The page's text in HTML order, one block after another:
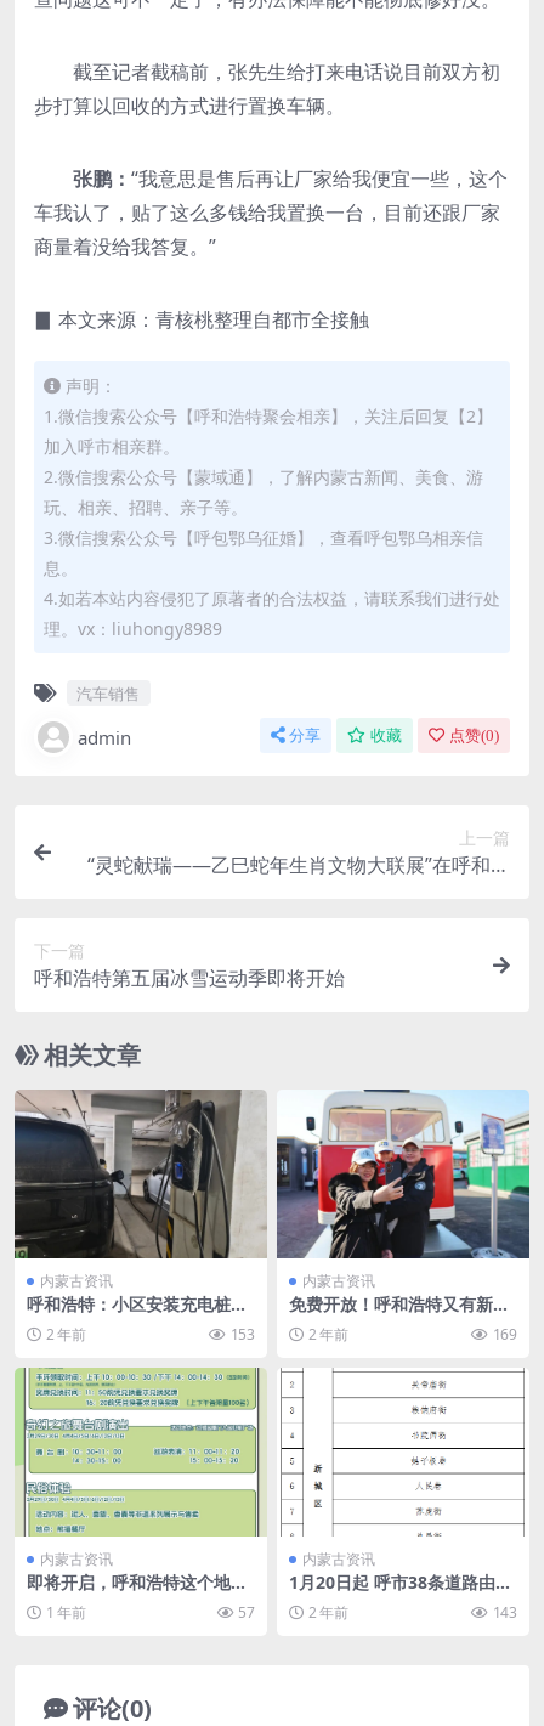
截至记者截稿前，张先生给打来电话说目前双方初
步打算以回收的方式进行置换车辆。
张鹏： “我意思是售后再让厂家给我便宜一些，这个
车我认了，贴了这么多钱给我置换一台，目前还跟厂家
商量着没给我答复。”
▊ 本文来源：青核桃整理自都市全接触
声明：
1.微信搜索公众号【呼和浩特聚会相亲】，关注后回复【2】
加入呼市相亲群。
2.微信搜索公众号【蒙域通】，了解内蒙古新闻、美食、游
玩、相亲、招聘、亲子等。
3.微信搜索公众号【呼包鄂乌征婚】，查看呼包鄂乌相亲信
息。
4.如若本站内容侵犯了原著者的合法权益，请联系我们进行处
理。vx：liuhongy8989
汽车销售
admin 分享 收藏 点赞(0)
上一篇
“灵蛇献瑞——乙巳蛇年生肖文物大联展”在呼和浩
下一篇
呼和浩特第五届冰雪运动季即将开始
相关文章
内蒙古资讯
呼和浩特：小区安装充电桩难
题如何解？
2 年前 153
内蒙古资讯
免费开放！呼和浩特又有新的
打卡地
2 年前 169
内蒙古资讯
即将开启，呼和浩特这个地方
又要人山人海
1 年前 57
内蒙古资讯
1月20日起 呼市38条道路由单
向变双向
2 年前 143
评论(0)